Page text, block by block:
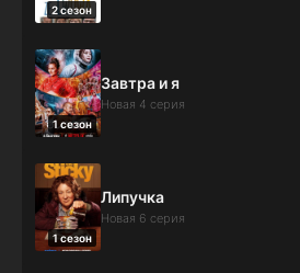
2 сезон
1 сезон
Завтра и я
Новая 4 серия
1 сезон
Липучка
Новая 6 серия